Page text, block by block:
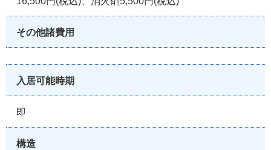
その他諸費用
入居可能時期
即
構造